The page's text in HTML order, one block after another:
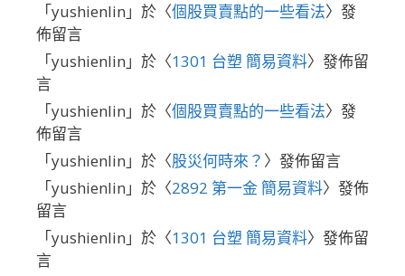
「yushienlin 」於〈個股買賣點的一些看法〉發
佈留言
「yushienlin 」於〈1301 台塑 簡易資料〉發佈留
言
「yushienlin 」於〈個股買賣點的一些看法〉發
佈留言
「yushienlin 」於〈股災何時來？ 〉發佈留言
「yushienlin 」於〈2892 第一金 簡易資料〉發佈
留言
「yushienlin 」於〈1301 台塑 簡易資料〉發佈留
言